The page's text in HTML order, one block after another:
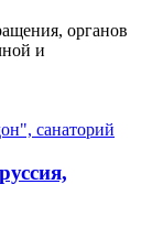
органов
и